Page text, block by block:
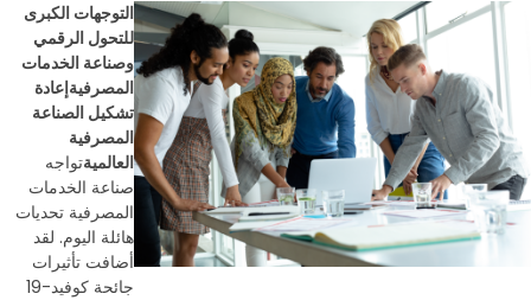
التوجهات الكبرى
للتحول الرقمي
وصناعة الخدمات
المصرفيةإعادة
تشكيل الصناعة
المصرفية
العالميةتواجه
صناعة الخدمات
المصرفية تحديات
هائلة اليوم. لقد
أضافت تأثيرات
جائحة كوفيد-19